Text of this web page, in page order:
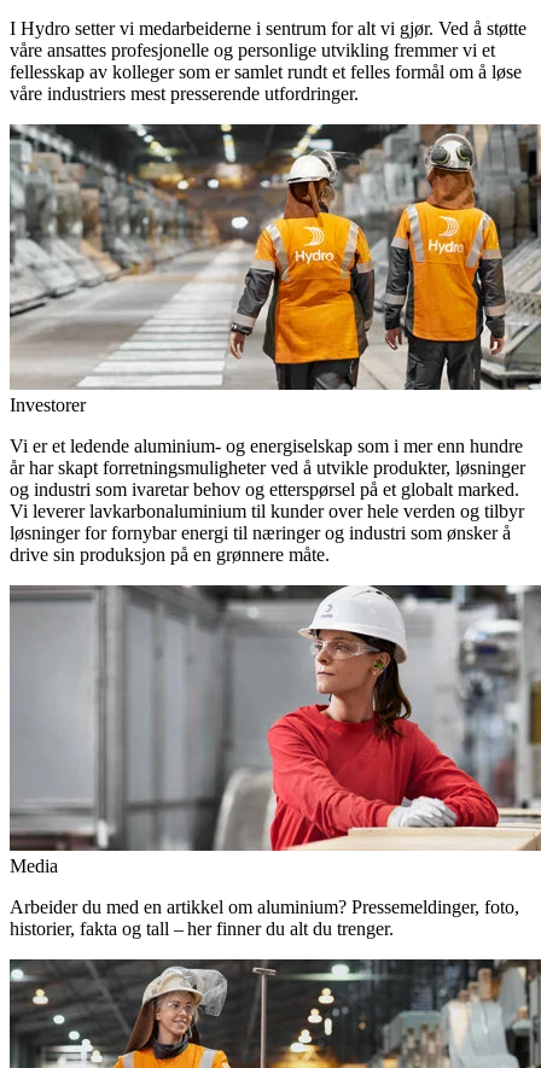
I Hydro setter vi medarbeiderne i sentrum for alt vi gjør. Ved å støtte
våre ansattes profesjonelle og personlige utvikling fremmer vi et
fellesskap av kolleger som er samlet rundt et felles formål om å løse
våre industriers mest presserende utfordringer.
Investorer
Vi er et ledende aluminium- og energiselskap som i mer enn hundre
år har skapt forretningsmuligheter ved å utvikle produkter, løsninger
og industri som ivaretar behov og etterspørsel på et globalt marked.
Vi leverer lavkarbonaluminium til kunder over hele verden og tilbyr
løsninger for fornybar energi til næringer og industri som ønsker å
drive sin produksjon på en grønnere måte.
Media
Arbeider du med en artikkel om aluminium? Pressemeldinger, foto,
historier, fakta og tall – her finner du alt du trenger.